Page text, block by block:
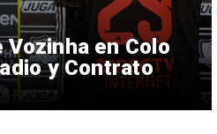
en Colo
y Contrato